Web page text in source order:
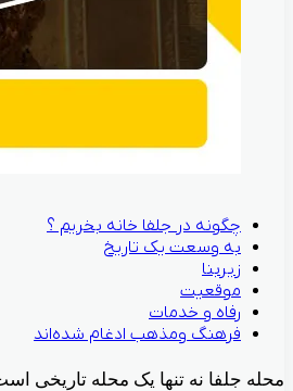
چگونه در جلفا خانه بخریم ؟
به وسعت یک تاریخ
زیربنا
موقعیت
رفاه و خدمات
فرهنگ ومذهب ادغام شده‌اند
محله جلفا نه تنها یک محله تاریخی